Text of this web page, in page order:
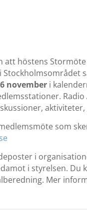
att höstens
november i
som
i
i styrelsen. Du
Mer